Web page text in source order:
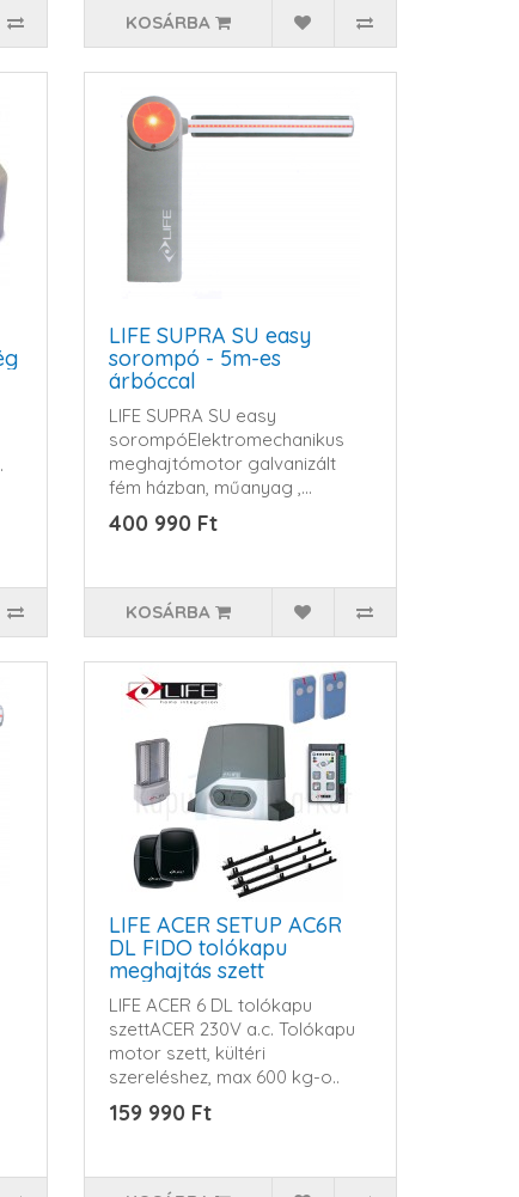
KOSÁRBA
LIFE SUPRA SU easy
sorompó - 5m-es
árbóccal
LIFE SUPRA SU easy
sorompóElektromechanikus
meghajtómotor galvanizált
fém házban, műanyag ,
ütésálló..
400 990 Ft
KOSÁRBA
LIFE ACER SETUP AC6R
DL FIDO tolókapu
meghajtás szett
LIFE ACER 6 DL tolókapu
szettACER 230V a.c. Tolókapu
motor szett, kültéri
szereléshez, max 600 kg-o..
159 990 Ft